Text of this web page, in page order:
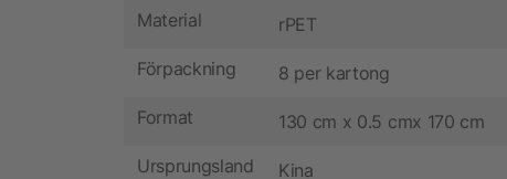
Material rPET
Förpackning 8 per kartong
Format 130 cm x 0.5 cmx 170 cm
Ursprungsland Kina